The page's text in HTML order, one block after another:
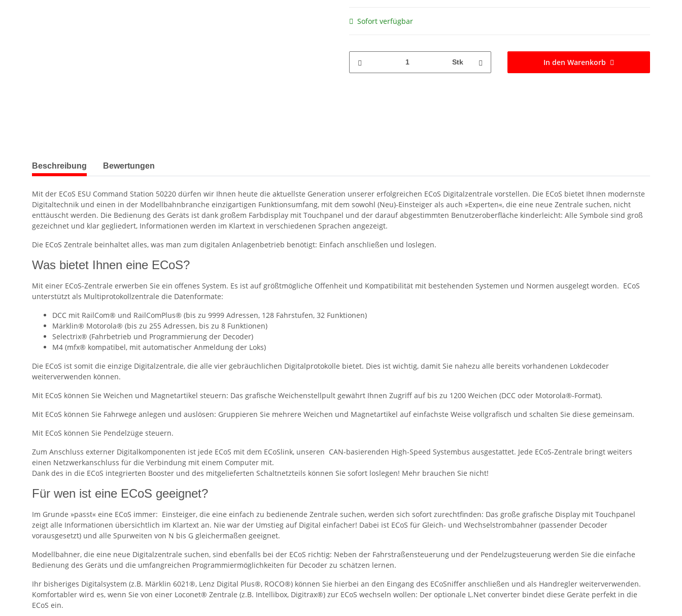
Sofort verfügbar
Stk In den Warenkorb
weitere Registerkarten anzeigen
Beschreibung Bewertungen
Mit der ECoS ESU Command Station 50220 dürfen wir Ihnen heute die aktuellste Generation unserer erfolgreichen ECoS Digitalzentrale vorstellen. Die ECoS bietet Ihnen modernste
Digitaltechnik und einen in der Modellbahnbranche einzigartigen Funktionsumfang, mit dem sowohl (Neu)-Einsteiger als auch »Experten«, die eine neue Zentrale suchen, nicht
enttäuscht werden. Die Bedienung des Geräts ist dank großem Farbdisplay mit Touchpanel und der darauf abgestimmten Benutzeroberfläche kinderleicht: Alle Symbole sind groß
gezeichnet und klar gegliedert, Informationen werden im Klartext in verschiedenen Sprachen angezeigt.
Die ECoS Zentrale beinhaltet alles, was man zum digitalen Anlagenbetrieb benötigt: Einfach anschließen und loslegen.
Was bietet Ihnen eine ECoS?
Mit einer ECoS-Zentrale erwerben Sie ein offenes System. Es ist auf größtmögliche Offenheit und Kompatibilität mit bestehenden Systemen und Normen ausgelegt worden. ECoS
unterstützt als Multiprotokollzentrale die Datenformate:
DCC mit RailCom® und RailComPlus® (bis zu 9999 Adressen, 128 Fahrstufen, 32 Funktionen)
Märklin® Motorola® (bis zu 255 Adressen, bis zu 8 Funktionen)
Selectrix® (Fahrbetrieb und Programmierung der Decoder)
M4 (mfx® kompatibel, mit automatischer Anmeldung der Loks)
Die ECoS ist somit die einzige Digitalzentrale, die alle vier gebräuchlichen Digitalprotokolle bietet. Dies ist wichtig, damit Sie nahezu alle bereits vorhandenen Lokdecoder
weiterverwenden können.
Mit ECoS können Sie Weichen und Magnetartikel steuern: Das grafische Weichenstellpult gewährt Ihnen Zugriff auf bis zu 1200 Weichen (DCC oder Motorola®-Format).
Mit ECoS können Sie Fahrwege anlegen und auslösen: Gruppieren Sie mehrere Weichen und Magnetartikel auf einfachste Weise vollgrafisch und schalten Sie diese gemeinsam.
Mit ECoS können Sie Pendelzüge steuern.
Zum Anschluss externer Digitalkomponenten ist jede ECoS mit dem ECoSlink, unseren CAN-basierenden High-Speed Systembus ausgestattet. Jede ECoS-Zentrale bringt weiters
einen Netzwerkanschluss für die Verbindung mit einem Computer mit.
Dank des in die ECoS integrierten Booster und des mitgelieferten Schaltnetzteils können Sie sofort loslegen! Mehr brauchen Sie nicht!
Für wen ist eine ECoS geeignet?
Im Grunde »passt« eine ECoS immer: Einsteiger, die eine einfach zu bedienende Zentrale suchen, werden sich sofort zurechtfinden: Das große grafische Display mit Touchpanel
zeigt alle Informationen übersichtlich im Klartext an. Nie war der Umstieg auf Digital einfacher! Dabei ist ECoS für Gleich- und Wechselstrombahner (passender Decoder
vorausgesetzt) und alle Spurweiten von N bis G gleichermaßen geeignet.
Modellbahner, die eine neue Digitalzentrale suchen, sind ebenfalls bei der ECoS richtig: Neben der Fahrstraßensteuerung und der Pendelzugsteuerung werden Sie die einfache
Bedienung des Geräts und die umfangreichen Programmiermöglichkeiten für Decoder zu schätzen lernen.
Ihr bisheriges Digitalsystem (z.B. Märklin 6021®, Lenz Digital Plus®, ROCO®) können Sie hierbei an den Eingang des ECoSniffer anschließen und als Handregler weiterverwenden.
Komfortabler wird es, wenn Sie von einer Loconet® Zentrale (z.B. Intellibox, Digitrax®) zur ECoS wechseln wollen: Der optionale L.Net converter bindet diese Geräte perfekt in die
ECoS ein.